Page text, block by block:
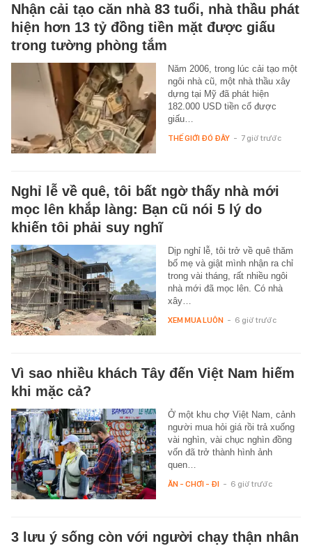
Nhận cải tạo căn nhà 83 tuổi, nhà thầu phát
hiện hơn 13 tỷ đồng tiền mặt được giấu
trong tường phòng tắm
Năm 2006, trong lúc cải tạo một
ngôi nhà cũ, một nhà thầu xây
dựng tại Mỹ đã phát hiện
182.000 USD tiền cổ được
giấu…
THẾ GIỚI ĐÓ ĐÂY - 7 giờ trước
Nghỉ lễ về quê, tôi bất ngờ thấy nhà mới
mọc lên khắp làng: Bạn cũ nói 5 lý do
khiến tôi phải suy nghĩ
Dịp nghỉ lễ, tôi trở về quê thăm
bố mẹ và giật mình nhận ra chỉ
trong vài tháng, rất nhiều ngôi
nhà mới đã mọc lên. Có nhà
xây…
XEM MUA LUÔN - 6 giờ trước
Vì sao nhiều khách Tây đến Việt Nam hiếm
khi mặc cả?
Ở một khu chợ Việt Nam, cảnh
người mua hỏi giá rồi trả xuống
vài nghìn, vài chục nghìn đồng
vốn đã trở thành hình ảnh
quen…
ĂN - CHƠI - ĐI - 6 giờ trước
3 lưu ý sống còn với người chạy thận nhân